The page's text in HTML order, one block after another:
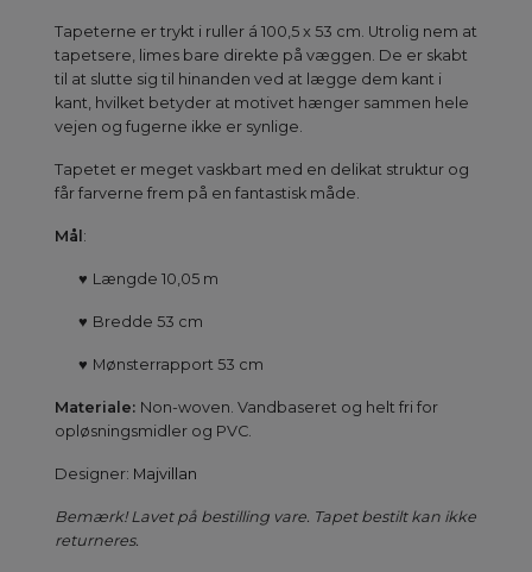
Tapeterne er trykt i ruller á 100,5 x 53 cm. Utrolig nem at
tapetsere, limes bare direkte på væggen. De er skabt
til at slutte sig til hinanden ved at lægge dem kant i
kant, hvilket betyder at motivet hænger sammen hele
vejen og fugerne ikke er synlige.
Tapetet er meget vaskbart med en delikat struktur og
får farverne frem på en fantastisk måde.
Mål :
♥ Længde 10,05 m
♥ Bredde 53 cm
♥ Mønsterrapport 53 cm
Materiale: Non-woven. Vandbaseret og helt fri for
opløsningsmidler og PVC.
Designer: Majvillan
Bemærk! Lavet på bestilling vare. Tapet bestilt kan ikke
returneres.